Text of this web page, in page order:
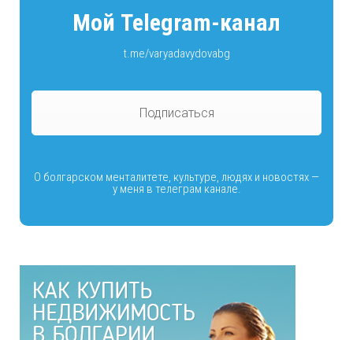
Мой Telegram-канал
t.me/varyadavydovabg
Подписаться
О болгарском менталитете, культуре, людях и новостях —
у меня в телеграм канале.